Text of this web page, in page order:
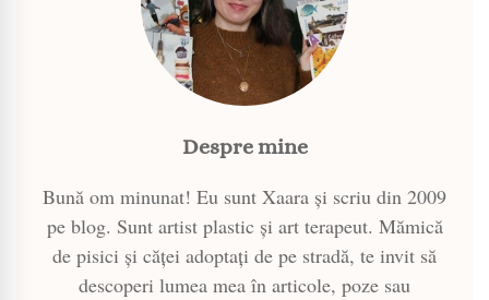
Despre mine
Bună om minunat! Eu sunt Xaara și scriu din 2009
pe blog. Sunt artist plastic și art terapeut. Mămică
de pisici și căței adoptați de pe stradă, te invit să
descoperi lumea mea în articole, poze sau